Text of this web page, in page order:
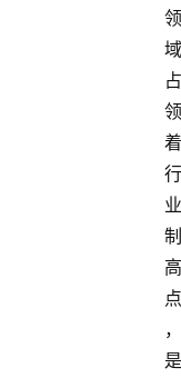
领
域
占
领
着
行
业
制
高
点
，
是